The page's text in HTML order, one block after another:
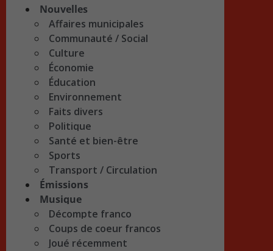
Nouvelles
Affaires municipales
Communauté / Social
Culture
Économie
Éducation
Environnement
Faits divers
Politique
Santé et bien-être
Sports
Transport / Circulation
Émissions
Musique
Décompte franco
Coups de coeur francos
Joué récemment